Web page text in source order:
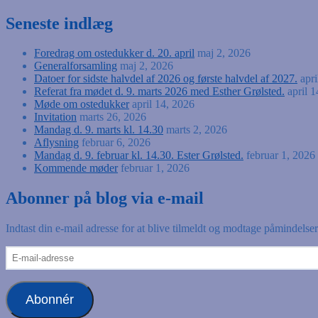
Seneste indlæg
Foredrag om ostedukker d. 20. april maj 2, 2026
Generalforsamling maj 2, 2026
Datoer for sidste halvdel af 2026 og første halvdel af 2027.
Referat fra mødet d. 9. marts 2026 med Esther Grølsted. april
Møde om ostedukker april 14, 2026
Invitation marts 26, 2026
Mandag d. 9. marts kl. 14.30 marts 2, 2026
Aflysning februar 6, 2026
Mandag d. 9. februar kl. 14.30. Ester Grølsted. februar 1, 2026
Kommende møder februar 1, 2026
Abonner på blog via e-mail
Indtast din e-mail adresse for at blive tilmeldt og modtage
E-
mail-
Abonnér